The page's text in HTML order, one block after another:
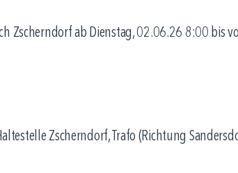
Zscherndorf ab Dienstag, 02.06.26 8:00 bis
Zscherndorf, Trafo (Richtung